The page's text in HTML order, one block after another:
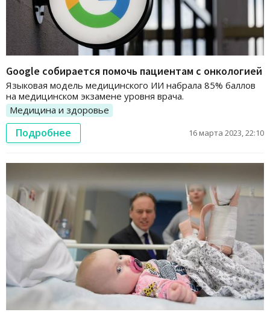
Google собирается помочь пациентам с онкологией
Языковая модель медицинского ИИ набрала 85% баллов
на медицинском экзамене уровня врача.
Медицина и здоровье
Подробнее 16 марта 2023, 22:10